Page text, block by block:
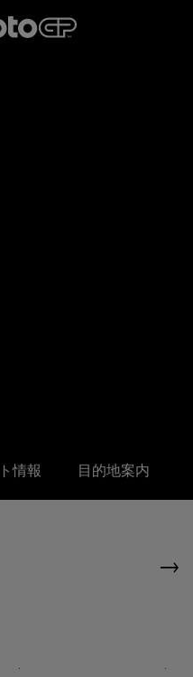
情報 目的地案内